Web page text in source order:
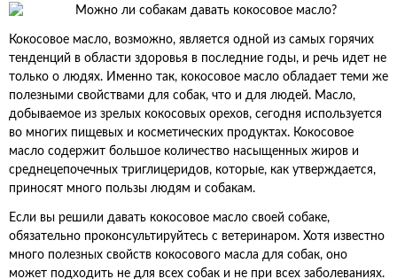
Кокосовое масло, возможно, является одной из самых горячих
тенденций в области здоровья в последние годы, и речь идет не
только о людях. Именно так, кокосовое масло обладает теми же
полезными свойствами для собак, что и для людей. Масло,
добываемое из зрелых кокосовых орехов, сегодня используется
во многих пищевых и косметических продуктах. Кокосовое
масло содержит большое количество насыщенных жиров и
среднецепочечных триглицеридов, которые, как утверждается,
приносят много пользы людям и собакам.
Если вы решили давать кокосовое масло своей собаке,
обязательно проконсультируйтесь с ветеринаром. Хотя известно
много полезных свойств кокосового масла для собак, оно
может подходить не для всех собак и не при всех заболеваниях.